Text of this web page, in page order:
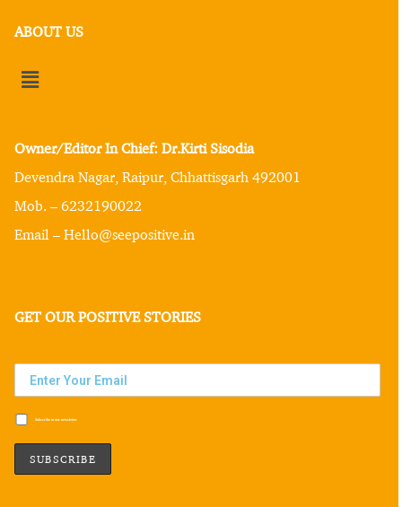
ABOUT US
Owner/Editor In Chief: Dr.Kirti Sisodia
Devendra Nagar, Raipur, Chhattisgarh 492001
Mob. – 6232190022
Email – Hello@seepositive.in
GET OUR POSITIVE STORIES
Subscribe to our newsletter